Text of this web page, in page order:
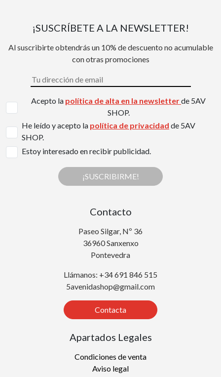
¡SUSCRÍBETE A LA NEWSLETTER!
Al suscribirte obtendrás un 10% de descuento no acumulable
con otras promociones
Acepto la política de alta en la newsletterde 5AV
SHOP.
He leído y acepto la política de privacidad de 5AV
SHOP.
Estoy interesado en recibir publicidad.
¡SUSCRIBIRME!
Contacto
Paseo Silgar, Nº 36
36960 Sanxenxo
Pontevedra
Llámanos: +34 691 846 515
5avenidashop@gmail.com
Contacta
Apartados Legales
Condiciones de venta
Aviso legal